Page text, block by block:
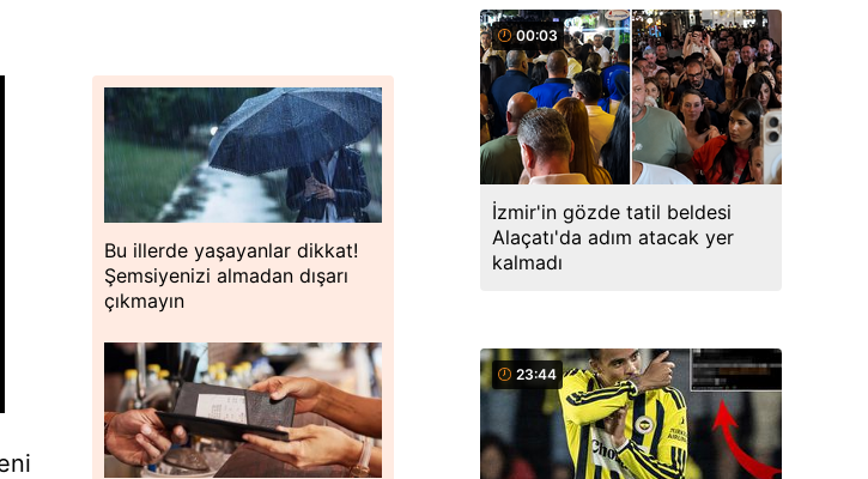
Bu illerde yaşayanlar dikkat!
Şemsiyenizi almadan dışarı
çıkmayın
00:03
İzmir'in gözde tatil beldesi
Alaçatı'da adım atacak yer
kalmadı
23:44